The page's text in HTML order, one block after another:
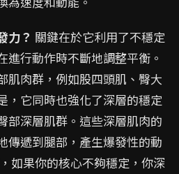
力？ 關鍵在於它利用了不穩定
進行動作時不斷地調整平衡。
肌肉群，例如股四頭肌、臀大
，它同時也強化了深層的穩定
部深層肌群。這些深層肌肉的
傳遞到腿部，產生爆發性的動
如果你的核心不夠穩定，你深